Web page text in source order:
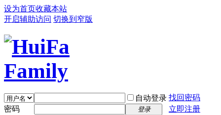
设为首页收藏本站
开启辅助访问 切换到窄版
自动登录 找回密码
密码
登录 立即注册